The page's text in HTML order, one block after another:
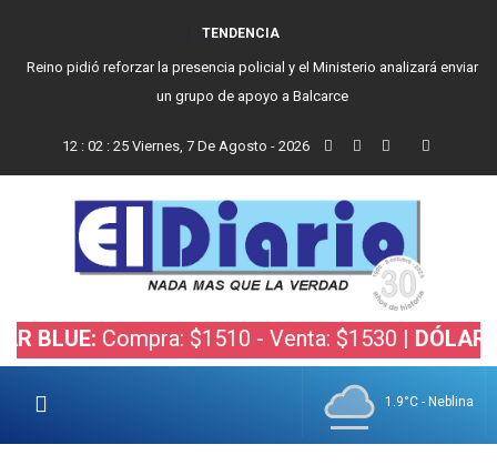
TENDENCIA
Reino pidió reforzar la presencia policial y el Ministerio analizará enviar
un grupo de apoyo a Balcarce
12: 02: 26 Viernes, 7 De Agosto - 2026
Compra: $1510 - Venta: $1530 |DÓLAR
1.9°C - Neblina